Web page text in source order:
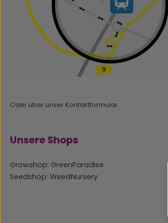
Oder über unser Kontaktformular.
Unsere Shops
Growshop: GreenParadise
Seedshop: WeedNursery